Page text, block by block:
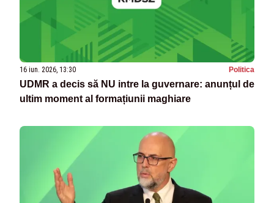
16 iun. 2026, 13:30 Politica
UDMR a decis să NU intre la guvernare: anunțul de
ultim moment al formațiunii maghiare